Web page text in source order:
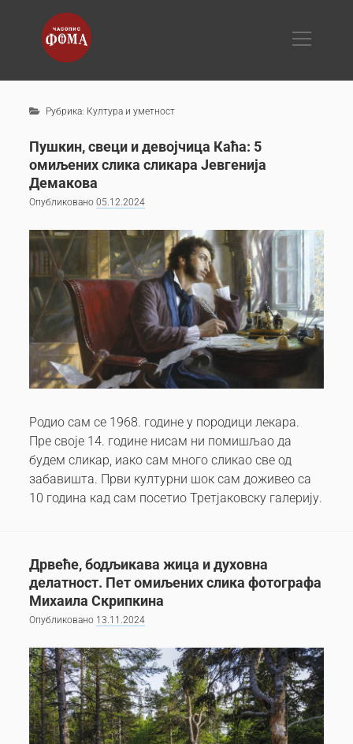
Рубрике
Основе Православља
Црквени живот
Библија
Истините приче
Психологија и међуљудски односи
Образовање и васпитање
Култура и уметност
Историја
Рубрика: Култура и уметност
Пушкин, свеци и девојчица Каћа: 5
омиљених слика сликара Јевгенија
Демакова
Опубликовано05.12.2024
Родио сам се 1968. године у породици лекара.
Пре своје 14. године нисам ни помишљао да
будем сликар, иако сам много сликао све од
забавишта. Први културни шок сам доживео са
10 година кад сам посетио Третјаковску галерију.
Дрвеће, бодљикава жица и духовна
делатност. Пет омиљених слика фотографа
Михаила Скрипкина
Опубликовано 13.11.2024